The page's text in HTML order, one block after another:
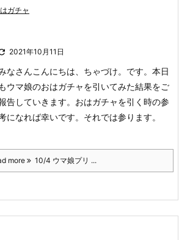
ガチャ
2021年10月11日
なさんこんにちは、ちゃづけ。です。 本日
もウマ娘のおはガチャを引いてみた結果をご
告していきます。 おはガチャを引く時の参
になれば幸いです。 それでは参ります。
more 10/4 ウマ娘プリ ...